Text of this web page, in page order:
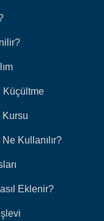
Küçültme
Kursu
Kullanılır?
Eklenir?